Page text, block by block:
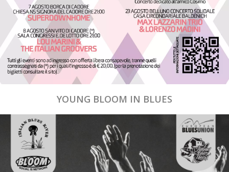
YOUNG BLOOM IN BLUES